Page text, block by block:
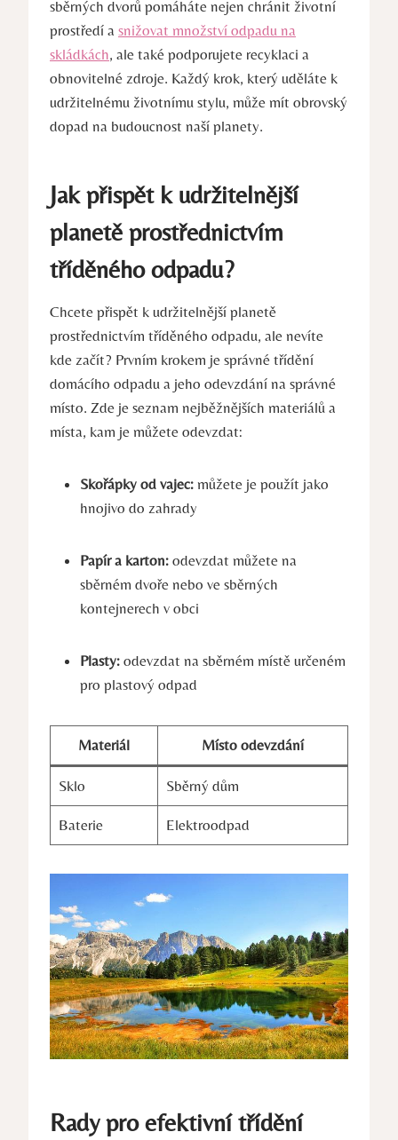
sběrných dvorů pomáháte nejen chránit životní
prostředí a snižovat množství odpadu na
skládkách, ale také podporujete recyklaci a
obnovitelné zdroje. Každý krok, který uděláte k
udržitelnému životnímu stylu, může mít obrovský
dopad na budoucnost naší planety.
Jak přispět k udržitelnější
planetě prostřednictvím
tříděného odpadu?
Chcete přispět k udržitelnější planetě
prostřednictvím tříděného odpadu, ale nevíte
kde začít? Prvním krokem je správné třídění
domácího odpadu a jeho odevzdání na správné
místo. Zde je seznam nejběžnějších materiálů a
místa, kam je můžete odevzdat:
Skořápky od vajec: můžete je použít jako
hnojivo do zahrady
Papír a karton: odevzdat můžete na
sběrném dvoře nebo ve sběrných
kontejnerech v obci
Plasty: odevzdat na sběrném místě určeném
pro plastový odpad
Materiál Místo odevzdání
Sklo Sběrný dům
Baterie Elektroodpad
Rady pro efektivní třídění